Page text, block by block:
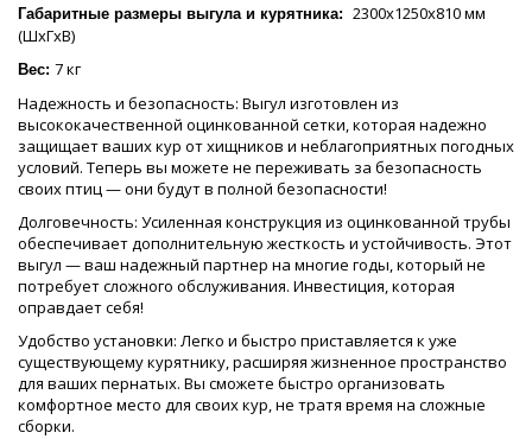
Габаритные размеры выгула и курятника: 2300х1250х810 мм
(ШхГхВ)
Вес: 7 кг
Надежность и безопасность: Выгул изготовлен из
высококачественной оцинкованной сетки, которая надежно
защищает ваших кур от хищников и неблагоприятных погодных
условий. Теперь вы можете не переживать за безопасность
своих птиц — они будут в полной безопасности!
Долговечность: Усиленная конструкция из оцинкованной трубы
обеспечивает дополнительную жесткость и устойчивость. Этот
выгул — ваш надежный партнер на многие годы, который не
потребует сложного обслуживания. Инвестиция, которая
оправдает себя!
Удобство установки: Легко и быстро приставляется к уже
существующему курятнику, расширяя жизненное пространство
для ваших пернатых. Вы сможете быстро организовать
комфортное место для своих кур, не тратя время на сложные
сборки.